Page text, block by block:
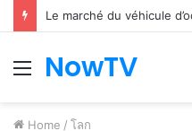
Le marché du véhicule
Menu
NowTV
Home / โลก